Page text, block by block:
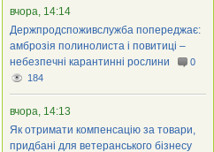
вчора, 14:14
Держпродспоживслужба попереджає:
амброзія полинолиста і повитиці –
небезпечні карантинні рослини
0
184
вчора, 14:13
Як отримати компенсацію за товари,
придбані для ветеранського бізнесу